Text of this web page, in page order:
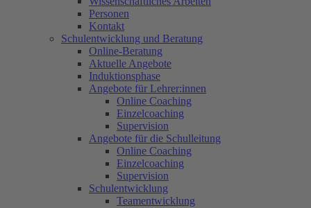
Personen
Kontakt
Schulentwicklung und Beratung
Online-Beratung
Aktuelle Angebote
Induktionsphase
Angebote für Lehrer:innen
Online Coaching
Einzelcoaching
Supervision
Angebote für die Schulleitung
Online Coaching
Einzelcoaching
Supervision
Schulentwicklung
Teamentwicklung